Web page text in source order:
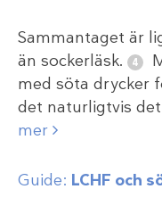
Sammantaget är
än sockerläsk.
med söta drycker
det naturligtvis
mer
Guide: LCHF och